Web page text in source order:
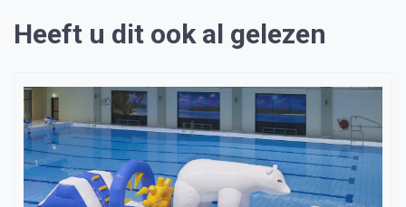
Heeft u dit ook al gelezen